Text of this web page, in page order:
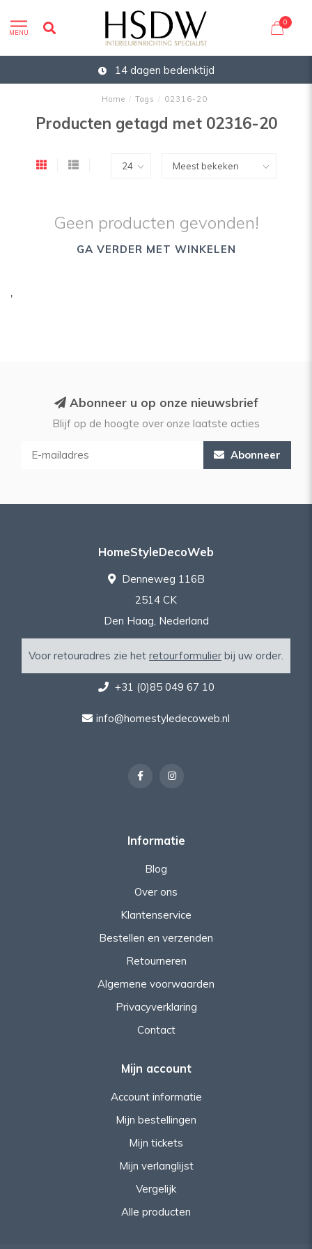
MENU
0
14 dagen bedenktijd
Home / Tags / 02316-20
Producten getagd met 02316-20
Geen producten gevonden!
GA VERDER MET WINKELEN
'
Abonneer u op onze nieuwsbrief
Blijf op de hoogte over onze laatste acties
Abonneer
HomeStyleDecoWeb
Denneweg 116B
2514 CK
Den Haag, Nederland
Voor retouradres zie het retourformulier bij uw order.
+31 (0)85 049 67 10
info@homestyledecoweb.nl
Informatie
Blog
Over ons
Klantenservice
Bestellen en verzenden
Retourneren
Algemene voorwaarden
Privacyverklaring
Contact
Mijn account
Account informatie
Mijn bestellingen
Mijn tickets
Mijn verlanglijst
Vergelijk
Alle producten